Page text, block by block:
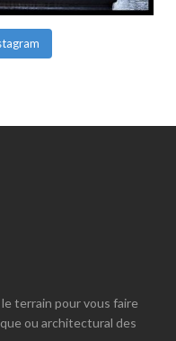
terrain pour vous faire
ou architectural des